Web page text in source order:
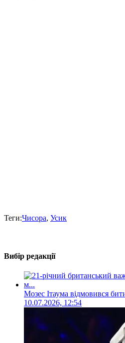
Теги:Чисора, Усик
Вибір редакції
Мозес Ітаума відмовився
10.07.2026, 12:54